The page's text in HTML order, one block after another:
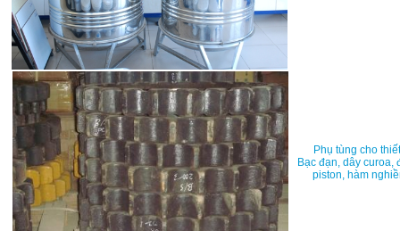
Phụ tùng cho
Bạc đạn, dây
piston, hàm